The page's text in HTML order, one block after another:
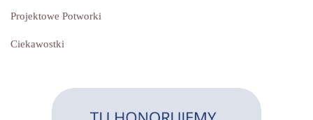
Projektowe Potworki
Ciekawostki